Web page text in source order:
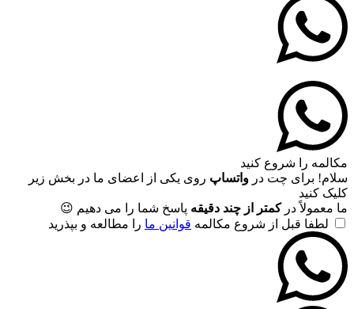
مکالمه را شروع کنید
سلام! برای چت در واتساپ روی یکی از اعضای ما در بخش زیر
کلیک کنید
ما معمولاً درکمتر از چند دقیقه پاسخ شما را می دهیم 😉
لطفا قبل از شروع مکالمه قوانین ما را مطالعه و بپذرید